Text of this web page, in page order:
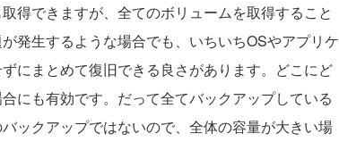
得できますが、全てのボリュームを取得すること
発生するような場合でも、いちいちOSやアプリケ
にまとめて復旧できる良さがあります。どこにど
にも有効です。だって全てバックアップしている
ックアップではないので、全体の容量が大きい場